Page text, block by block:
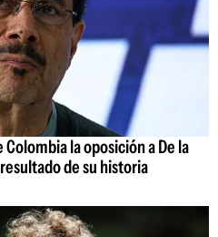
la oposición a De la
de su historia